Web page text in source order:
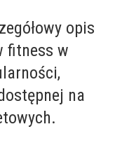
opis
fitness w
na